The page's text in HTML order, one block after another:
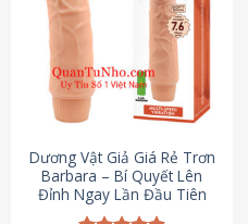
Dương Vật Giả Giá Rẻ Trơn
Barbara – Bí Quyết Lên
Đỉnh Ngay Lần Đầu Tiên